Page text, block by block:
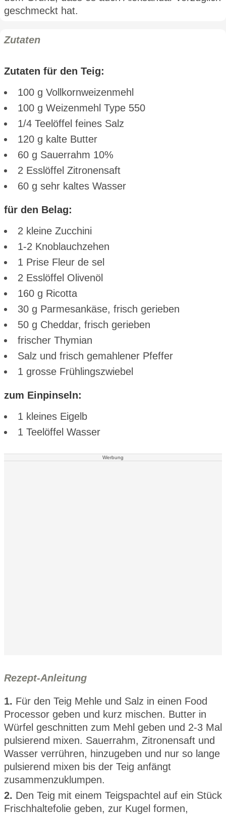
geschmeckt hat.
Zutaten
Zutaten für den Teig:
100 g Vollkornweizenmehl
100 g Weizenmehl Type 550
1/4 Teelöffel feines Salz
120 g kalte Butter
60 g Sauerrahm 10%
2 Esslöffel Zitronensaft
60 g sehr kaltes Wasser
für den Belag:
2 kleine Zucchini
1-2 Knoblauchzehen
1 Prise Fleur de sel
2 Esslöffel Olivenöl
160 g Ricotta
30 g Parmesankäse, frisch gerieben
50 g Cheddar, frisch gerieben
frischer Thymian
Salz und frisch gemahlener Pfeffer
1 grosse Frühlingszwiebel
zum Einpinseln:
1 kleines Eigelb
1 Teelöffel Wasser
Werbung
Rezept-Anleitung
1. Für den Teig Mehle und Salz in einen Food
Processor geben und kurz mischen. Butter in
Würfel geschnitten zum Mehl geben und 2-3 Mal
pulsierend mixen. Sauerrahm, Zitronensaft und
Wasser verrühren, hinzugeben und nur so lange
pulsierend mixen bis der Teig anfängt
zusammenzuklumpen.
2. Den Teig mit einem Teigspachtel auf ein Stück
Frischhaltefolie geben, zur Kugel formen,